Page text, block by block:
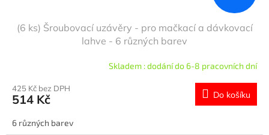
(6 ks) Šroubovací uzávěry - pro mačkací a dávkovací
lahve - 6 různých barev
Skladem : dodání do 6-8 pracovních dní
425 Kč bez DPH
514 Kč Do košíku
6 různých barev